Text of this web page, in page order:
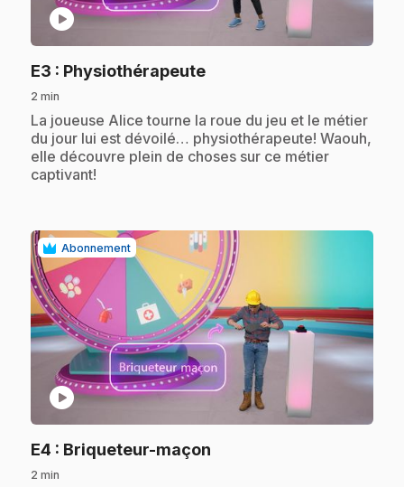
play_circle
E3 : Physiothérapeute.
2 min
.La joueuse Alice tourne la roue du jeu et le métier
du jour lui est dévoilé… physiothérapeute! Waouh,
elle découvre plein de choses sur ce métier
captivant!
Abonnement
play_circle
E4 : Briqueteur-maçon
2 min